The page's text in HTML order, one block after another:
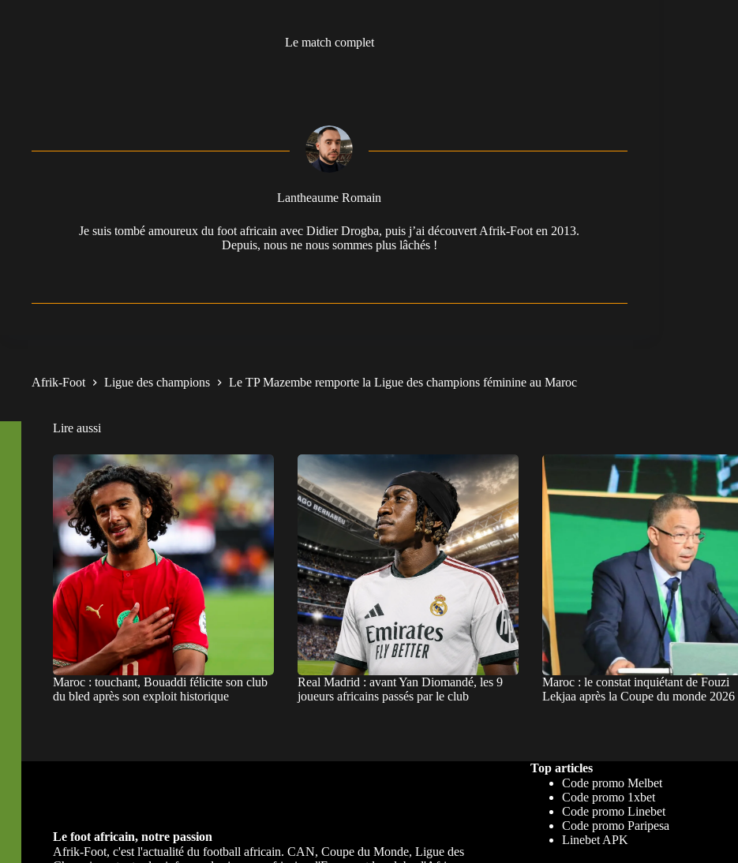
Le match complet
Lantheaume Romain
Je suis tombé amoureux du foot africain avec Didier Drogba, puis j’ai découvert Afrik-Foot en 2013.
Depuis, nous ne nous sommes plus lâchés !
Afrik-Foot Ligue des champions Le TP Mazembe remporte la Ligue des champions féminine au Maroc
Lire aussi
Maroc : touchant, Bouaddi félicite son club
du bled après son exploit historique
Real Madrid : avant Yan Diomandé, les 9
joueurs africains passés par le club
Maroc : le constat inquiétant de Fouzi
Lekjaa après la Coupe du monde 2026
Le foot africain, notre passion
Afrik-Foot, c'est l'actualité du football africain. CAN, Coupe du Monde, Ligue des
Top articles
Code promo Melbet
Code promo 1xbet
Code promo Linebet
Code promo Paripesa
Linebet APK